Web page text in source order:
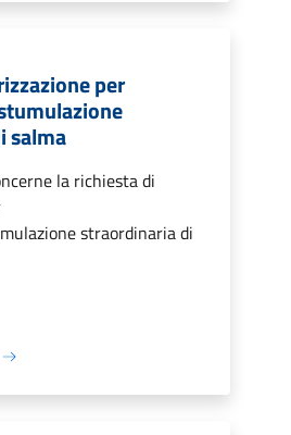
per
salma
la richiesta di
straordinaria di